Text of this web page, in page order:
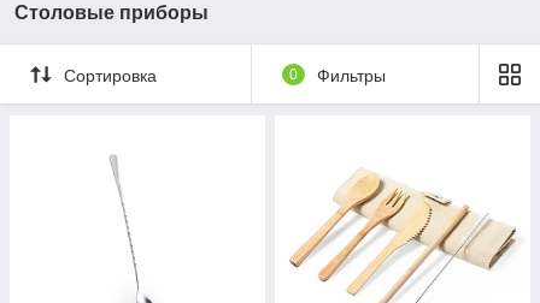
Столовые приборы
Сортировка 0 Фильтры